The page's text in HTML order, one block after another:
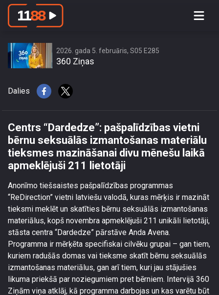
Centrs “Dardedze”: pašpalīdzības
vietni bērnu seksuālās izmantošanas
mēnešu laikā apmeklējuši 211 lietotāji
2026. gada 5. februāris, S05 E285
360 Ziņas
Dalies
Centrs “Dardedze”: pašpalīdzības vietni
bērnu seksuālās izmantošanas materiālu
tieksmes mazināšanai divu mēnešu laikā
apmeklējuši 211 lietotāji
Anonīmo tiešsaistes pašpalīdzības programmas
“ReDirection” vietni latviešu valodā, kuras mērķis ir mazināt
tieksmi meklēt un skatīties bērnu seksuālās izmantošanas
materiālus, kopš novembra apmeklējuši 211 unikāli lietotāji,
stāsta centra “Dardedze” pārstāve Anda Avena.
Programma ir mērķēta specifiskai cilvēku grupai – gan tiem,
kuriem radušās domas vai tieksme skatīt bērnu seksuālās
izmantošanas materiālus, gan arī tiem, kuri jau stājušies
likuma priekšā par noziegumiem pret bērniem. Intervijā 360
Ziņām viņa atklāj, kā programma darbojas un kas varētu būt